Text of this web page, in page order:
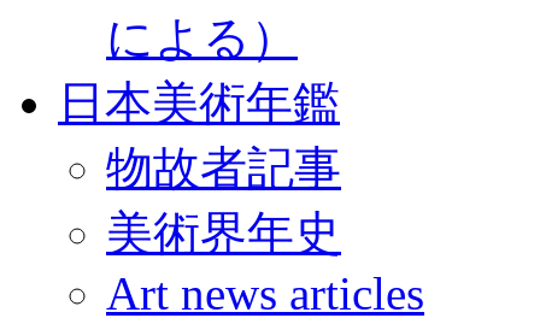
による）
日本美術年鑑
物故者記事
美術界年史
Art news articles